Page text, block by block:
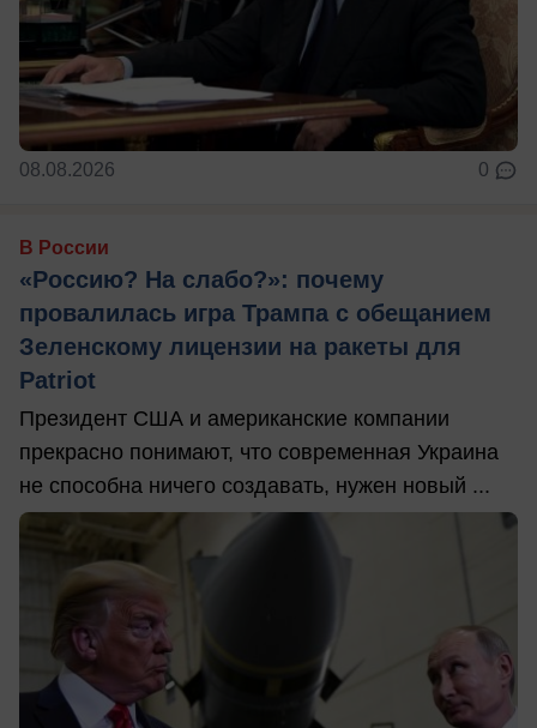
08.08.2026 0
В России
«Россию? На слабо?»: почему
провалилась игра Трампа с обещанием
Зеленскому лицензии на ракеты для
Patriot
Президент США и американские компании
прекрасно понимают, что современная Украина
не способна ничего создавать, нужен новый ...